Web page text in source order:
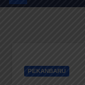
PEKANBARU